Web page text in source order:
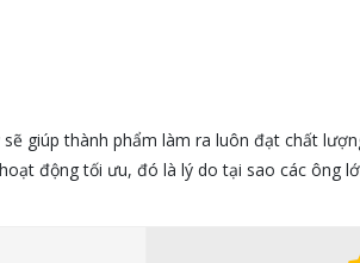
giúp thành phẩm làm ra luôn đạt chất
động tối ưu, đó là lý do tại sao các ông